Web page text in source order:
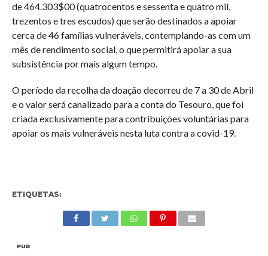
de 464.303$00 (quatrocentos e sessenta e quatro mil,
trezentos e tres escudos) que serão destinados a apoiar
cerca de 46 famílias vulneráveis, contemplando-as com um
mês de rendimento social, o que permitirá apoiar a sua
subsistência por mais algum tempo.
O período da recolha da doação decorreu de 7 a 30 de Abril
e o valor será canalizado para a conta do Tesouro, que foi
criada exclusivamente para contribuições voluntárias para
apoiar os mais vulneráveis nesta luta contra a covid-19.
ETIQUETAS:
PUB